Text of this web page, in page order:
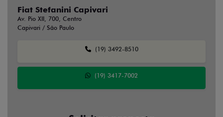
Fiat Stefanini Capivari
Av. Pio XII, 700, Centro
Capivari / São Paulo
(19) 3492-8510
(19) 3417-7002